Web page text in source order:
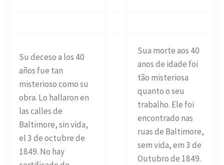
Su deceso a los 40
años fue tan
misterioso como su
obra. Lo hallaron en
las calles de
Baltimore, sin vida,
el 3 de octubre de
1849. No hay
Sua morte aos 40
anos de idade foi
tão misteriosa
quanto o seu
trabalho. Ele foi
encontrado nas
ruas de Baltimore,
sem vida, em 3 de
Outubro de 1849.